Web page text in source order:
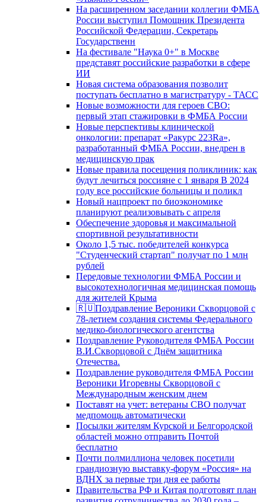
На расширенном заседании коллегии ФМБА
России выступил Помощник Президента
Российской Федерации, Секретарь
Государственн
На фестивале "Наука 0+" в Москве
представят российские разработки в сфере
ИИ
Новая система образования позволит
поступать бесплатно в магистратуру - ТАСС
Новые возможности для героев СВО:
первый этап стажировки в ФМБА России
Новые перспективы клинической
онкологии: препарат «Ракурс 223Ra»,
разработанный ФМБА России, внедрен в
медицинскую прак
Новые правила посещения поликлиник: как
будут лечиться россияне с 1 января В 2024
году все российские больницы и поликл
Новый нацпроект по биоэкономике
планируют реализовывать с апреля
Обеспечение здоровья и максимальной
спортивной результативности
Около 1,5 тыс. победителей конкурса
"Студенческий стартап" получат по 1 млн
рублей
Передовые технологии ФМБА России и
высокотехнологичная медицинская помощь
для жителей Крыма
🇷🇺Поздравление Вероники Скворцовой с
78-летием создания системы Федерального
медико-биологического агентства
Поздравление Руководителя ФМБА России
В.И.Скворцовой с Днём защитника
Отечества.
Поздравление руководителя ФМБА России
Вероники Игоревны Скворцовой с
Международным женским днем
Поставят на учет: ветераны СВО получат
медпомощь автоматически
Посылки жителям Курской и Белгородской
областей можно отправить Почтой
бесплатно
Почти полмиллиона человек посетили
грандиозную выставку-форум «Россия» на
ВДНХ за первые три дня ее работы
Правительства РФ и Китая подготовят план